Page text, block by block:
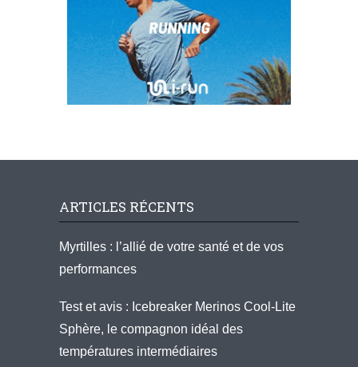
ARTICLES RÉCENTS
Myrtilles : l’allié de votre santé et de vos
performances
Test et avis : Icebreaker Merinos Cool-Lite
Sphère, le compagnon idéal des
températures intermédiaires